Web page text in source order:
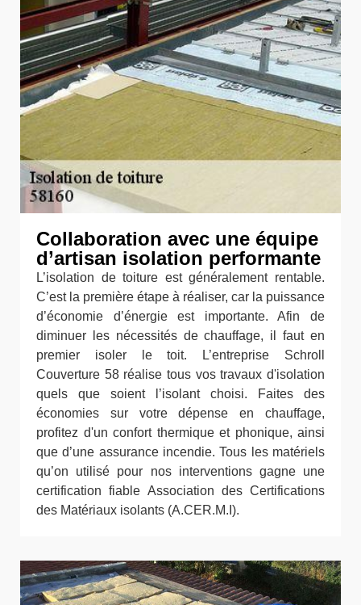
Collaboration avec une équipe
d’artisan isolation performante
L’isolation de toiture est généralement rentable.
C’est la première étape à réaliser, car la puissance
d’économie d’énergie est importante. Afin de
diminuer les nécessités de chauffage, il faut en
premier isoler le toit. L’entreprise Schroll
Couverture 58 réalise tous vos travaux d'isolation
quels que soient l’isolant choisi. Faites des
économies sur votre dépense en chauffage,
profitez d'un confort thermique et phonique, ainsi
que d’une assurance incendie. Tous les matériels
qu’on utilisé pour nos interventions gagne une
certification fiable Association des Certifications
des Matériaux isolants (A.CER.M.I).